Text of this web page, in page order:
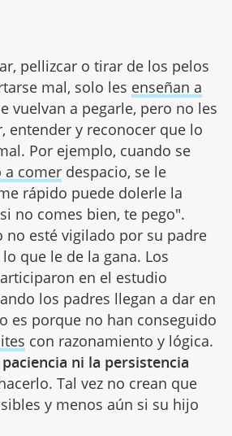
pellizcar o tirar de los pelos
mal, solo les enseñan a
vuelvan a pegarle, pero no les
entender y reconocer que lo
Por ejemplo, cuando se
a comerdespacio, se le
rápido puede dolerle la
no comes bien, te pego".
no esté vigilado por su padre
que le de la gana. Los
en el estudio
los padres llegan a dar en
es porque no han conseguido
con razonamiento y lógica.
ni la persistencia
Tal vez no crean que
y menos aún si su hijo